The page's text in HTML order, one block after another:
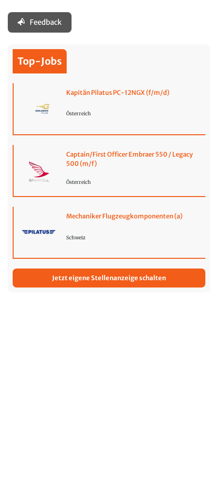
Feedback
Top-Jobs
Kapitän Pilatus PC-12NGX (f/m/d)
Österreich
Captain/First Officer Embraer 550 / Legacy
500 (m/f)
Österreich
Mechaniker Flugzeugkomponenten (a)
Schweiz
Jetzt eigene Stellenanzeige schalten